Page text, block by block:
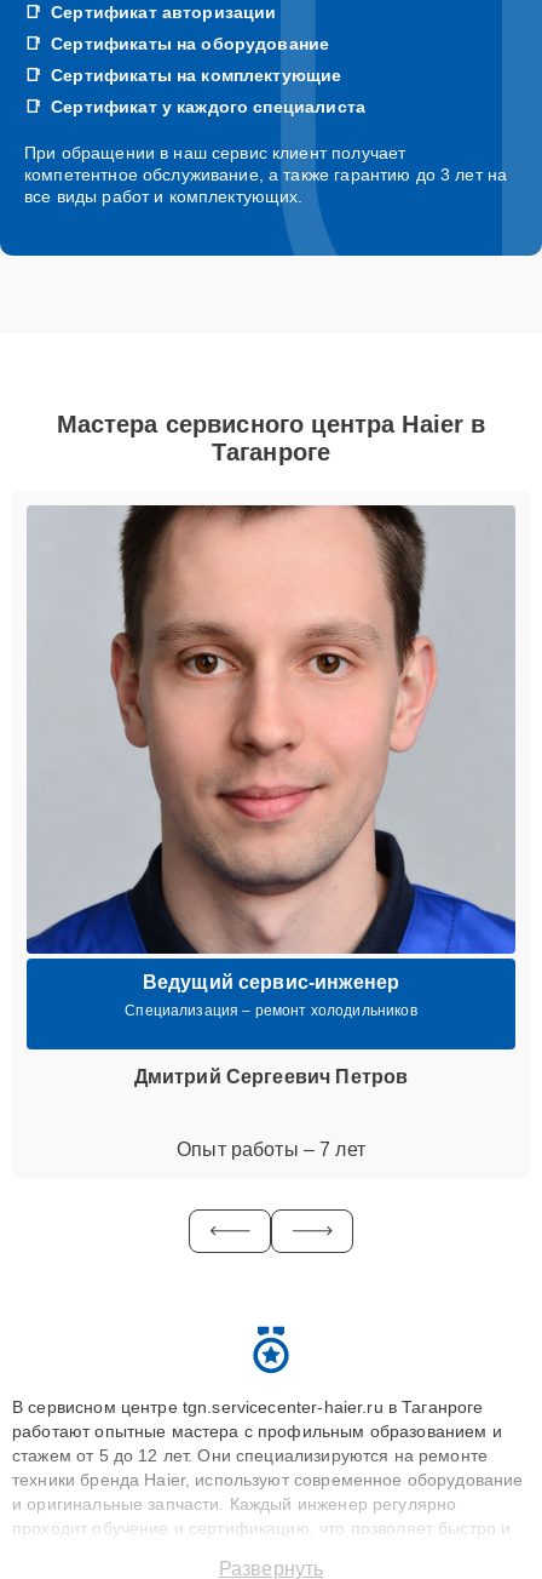
Сертификат авторизации
Сертификаты на оборудование
Сертификаты на комплектующие
Сертификат у каждого специалиста
При обращении в наш сервис клиент получает
компетентное обслуживание, а также гарантию до 3 лет на
все виды работ и комплектующих.
Мастера сервисного центра Haier в
Таганроге
Ведущий сервис-инженер
Специализация – ремонт холодильников
Дмитрий Сергеевич Петров
Опыт работы – 7 лет
В сервисном центре tgn.servicecenter-haier.ru в Таганроге
работают опытные мастера с профильным образованием и
стажем от 5 до 12 лет. Они специализируются на ремонте
техники бренда Haier, используют современное оборудование
и оригинальные запчасти. Каждый инженер регулярно
проходит обучение и сертификацию, что позволяет быстро и
Развернуть